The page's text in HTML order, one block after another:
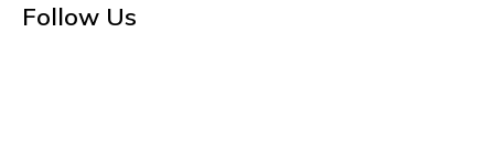
Follow Us